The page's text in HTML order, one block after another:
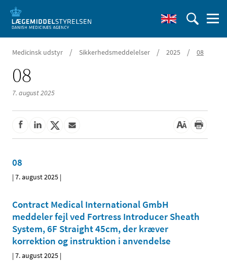
Medicinsk udstyr / Sikkerhedsmeddelelser / 2025 / 08
08
7. august 2025
08
|7. august 2025 |
Contract Medical International GmbH
meddeler fejl ved Fortress Introducer Sheath
System, 6F Straight 45cm, der kræver
korrektion og instruktion i anvendelse
|7. august 2025 |